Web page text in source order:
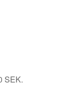
SEK.